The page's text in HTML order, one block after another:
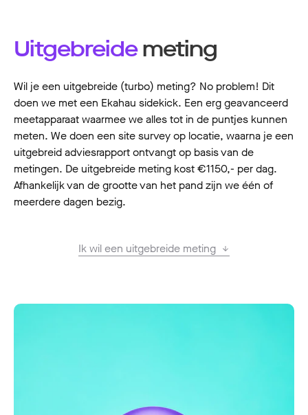
Uitgebreidemeting
Wil je een uitgebreide (turbo) meting? No problem! Dit
doen we met een Ekahau sidekick. Een erg geavanceerd
meetapparaat waarmee we alles tot in de puntjes kunnen
meten. We doen een site survey op locatie, waarna je een
uitgebreid adviesrapport ontvangt op basis van de
metingen. De uitgebreide meting kost €1150,- per dag.
Afhankelijk van de grootte van het pand zijn we één of
meerdere dagen bezig.
Ik wil een uitgebreide meting